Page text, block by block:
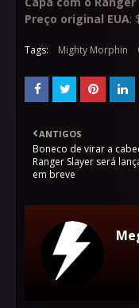
Preço original EUA:
Tags: Mighty Morphin
ANTIGOS
Boneco de virar a
Ranger Slayer será
em breve